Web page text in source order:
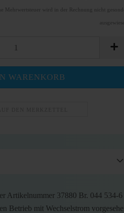
Mehrwertsteuer wird in der Rechnung nicht
Artikelnummer 37880 Br. 044 534-6
Betrieb mit Wechselstrom